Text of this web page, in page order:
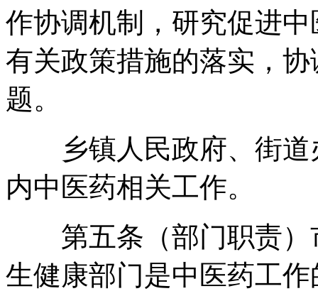
作协调机制
， 研究促进
有关政策措施的落实 ， 协
题。
乡镇人民政府、街道
内中医药相关工作。
第五条（部门职责）
生健康部门是中医药工